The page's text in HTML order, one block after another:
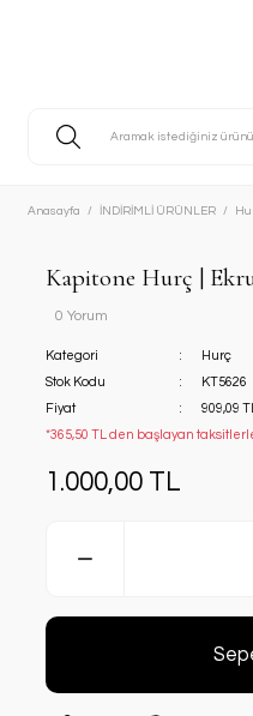
Anasayfa İNDİRİMLİ ÜRÜNLER
Kapitone Hurç |
0 Yorum
Kategori
Hurç
Stok Kodu
KT5626
Fiyat
909,09
*365,50 TL den başlayan
1.000,00 TL